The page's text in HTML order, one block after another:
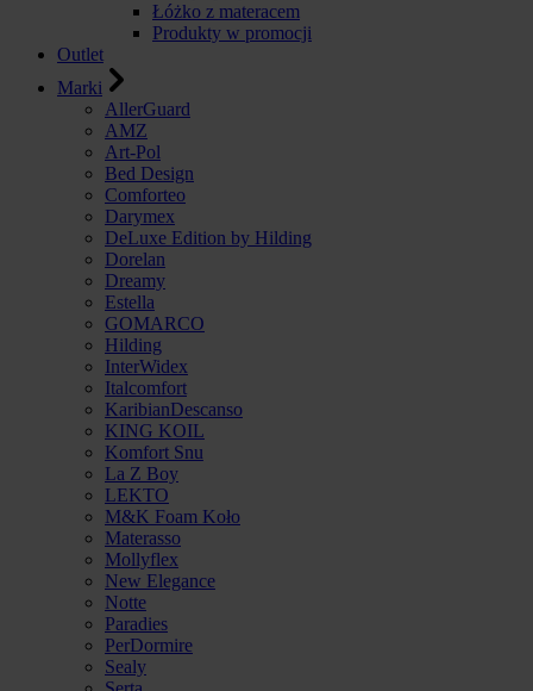
Łóżko z materacem
Produkty w promocji
Outlet
Marki
AllerGuard
AMZ
Art-Pol
Bed Design
Comforteo
Darymex
DeLuxe Edition by Hilding
Dorelan
Dreamy
Estella
GOMARCO
Hilding
InterWidex
Italcomfort
KaribianDescanso
KING KOIL
Komfort Snu
La Z Boy
LEKTO
M&K Foam Koło
Materasso
Mollyflex
New Elegance
Notte
Paradies
PerDormire
Sealy